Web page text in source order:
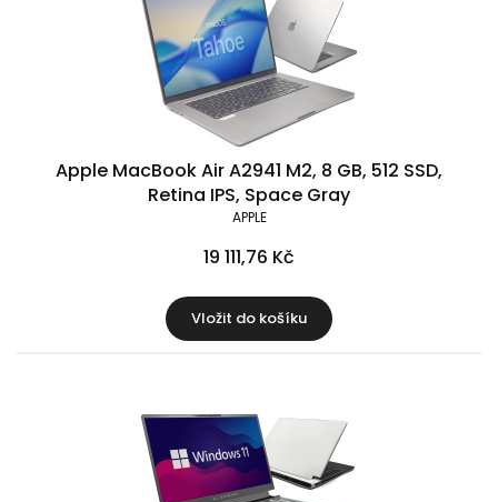
Apple MacBook Air A2941 M2, 8 GB, 512 SSD,
Retina IPS, Space Gray
APPLE
19 111,76 Kč
Vložit do košíku